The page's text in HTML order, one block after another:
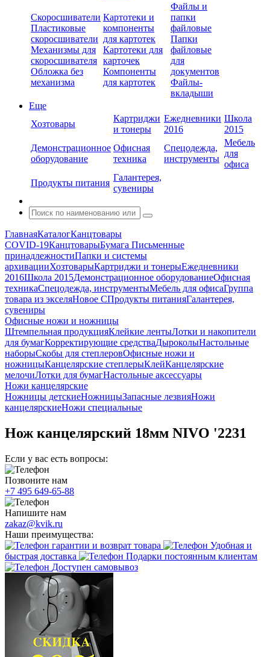
Скоросшиватели
Пластиковые
скоросшиватели
Механизмы для
скоросшивателя
Обложка без
механизма
Картотеки и
компоненты
для картотек
Картотеки для
карточек
Компоненты
для картотек
Файлы и
папки
файловые
Папки
файловые
для
документов
Файлы-
вкладыши
Еще
Хозтовары
Картриджи
и тонеры
Ежедневники
2016
Школа
2015
Демонстрационное
оборудование
Офисная
техника
Спецодежда,
инструменты
Мебель
для
офиса
Продукты питания
Галантерея,
сувениры
ГлавнаяКаталогКанцтовары
COVID-19КанцтоварыБумага Письменные
принадлежностиПапки и системы
архивацииХозтоварыКартриджи и тонерыЕжедневники
2016Школа 2015Демонстрационное оборудованиеОфисная
техникаСпецодежда, инструментыМебель для офисаГруппа
товара из экселяНовое СПродукты питанияГалантерея,
сувениры
Офисные ножи и ножницы
Штемпельная продукцияКлейкие лентыЛотки и накопители
для бумагКорректирующие средстваДыроколыНастольные
наборыСкобы для степлеровОфисные ножи и
ножницыКанцелярские степлерыКлейКанцелярские
мелочиЛотки для бумагНастольные аксессуары
Ножи канцелярские
Ножницы детскиеНожницыЗапасные лезвияНожи
канцелярскиеНожи специальные
Нож канцелярский 18мм NIVO '2231
Если у вас есть вопросы:
Позвоните нам
+7 495 649-65-88
Напишите нам
zakaz@kvik.ru
Наши преимущества:
гарантии и возврат товара
Удобная и
быстрая доставка
Подарки постоянным клиентам
Доступен самовывоз